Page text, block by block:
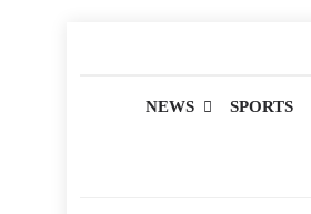
NEWS SPORTS